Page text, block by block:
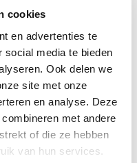
cookies
en advertenties te
social media te bieden
Ook delen we
site met onze
en analyse. Deze
met andere
of die ze hebben
van hun services.
Geschillencommissie als
te aanvaarden.
Rotterdam